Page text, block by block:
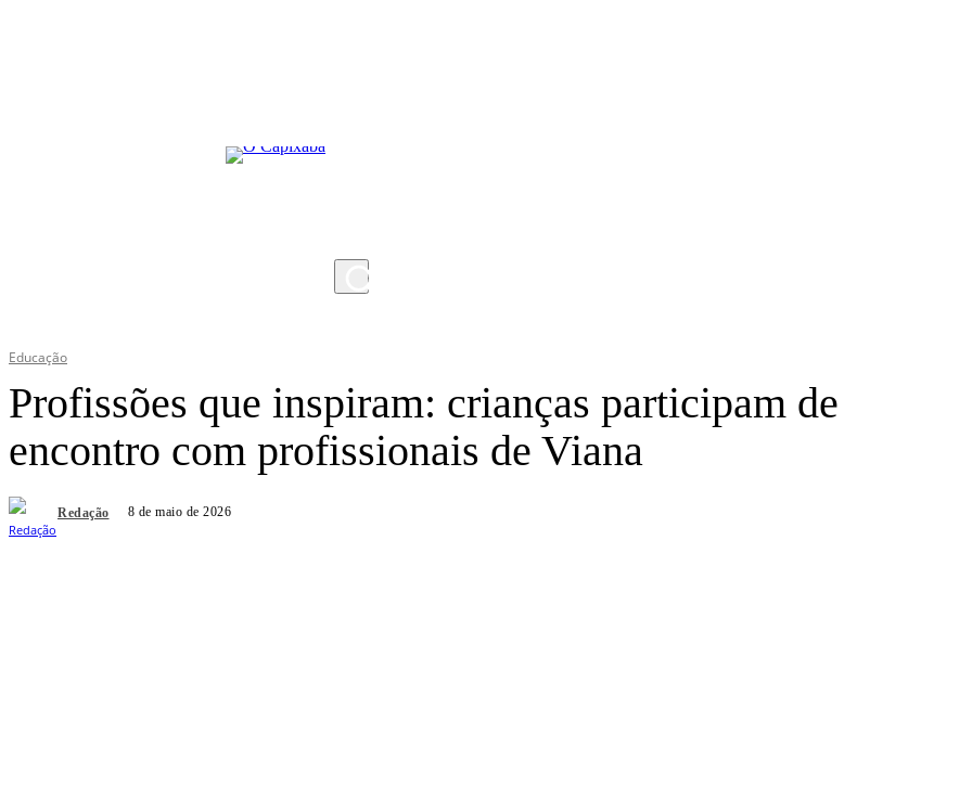
Educação
Profissões que inspiram: crianças participam de
encontro com profissionais de Viana
Redação 8 de maio de 2026